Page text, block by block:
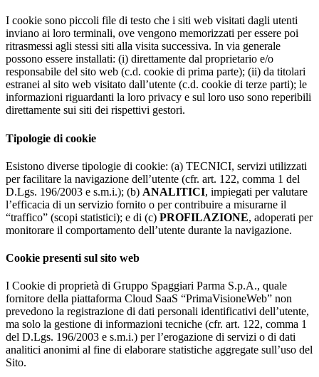
I cookie sono piccoli file di testo che i siti web visitati dagli utenti
inviano ai loro terminali, ove vengono memorizzati per essere poi
ritrasmessi agli stessi siti alla visita successiva. In via generale
possono essere installati: (i) direttamente dal proprietario e/o
responsabile del sito web (c.d. cookie di prima parte); (ii) da titolari
estranei al sito web visitato dall’utente (c.d. cookie di terze parti); le
informazioni riguardanti la loro privacy e sul loro uso sono reperibili
direttamente sui siti dei rispettivi gestori.
Tipologie di cookie
Esistono diverse tipologie di cookie: (a) TECNICI, servizi utilizzati
per facilitare la navigazione dell’utente (cfr. art. 122, comma 1 del
D.Lgs. 196/2003 e s.m.i.); (b) ANALITICI, impiegati per valutare
l’efficacia di un servizio fornito o per contribuire a misurarne il
“traffico” (scopi statistici); e di (c) PROFILAZIONE, adoperati per
monitorare il comportamento dell’utente durante la navigazione.
Cookie presenti sul sito web
I Cookie di proprietà di Gruppo Spaggiari Parma S.p.A., quale
fornitore della piattaforma Cloud SaaS “PrimaVisioneWeb” non
prevedono la registrazione di dati personali identificativi dell’utente,
ma solo la gestione di informazioni tecniche (cfr. art. 122, comma 1
del D.Lgs. 196/2003 e s.m.i.) per l’erogazione di servizi o di dati
analitici anonimi al fine di elaborare statistiche aggregate sull’uso del
Sito.